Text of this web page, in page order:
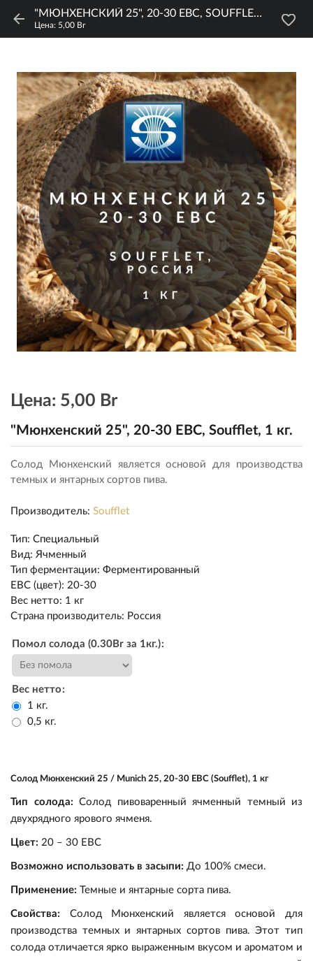
"МЮНХЕНСКИЙ 25", 20-30 EBC, SOUFFLET, 1 КГ.
Цена: 5,00 Br
Цена: 5,00 Br
"Мюнхенский 25", 20-30 EBC, Soufflet, 1 кг.
Солод Мюнхенский является основой для производства
темных и янтарных сортов пива.
Производитель: Soufflet
Тип: Специальный
Вид: Ячменный
Тип ферментации: Ферментированный
EBC (цвет): 20-30
Вес нетто: 1 кг
Страна производитель: Россия
Помол солода (0.30Br за 1кг.)
Вес нетто
1 кг.
0,5 кг.
Cолод Мюнхенский 25 / Munich 25, 20-30 EBC (Soufflet), 1 кг
Тип солода: Солод пивоваренный ячменный темный из
двухрядного ярового ячменя.
Цвет: 20 – 30 EBC
Возможно использовать в засыпи: До 100% смеси.
Применение: Темные и янтарные сорта пива.
Свойства: Солод Мюнхенский является основой для
производства темных и янтарных сортов пива. Этот тип
солода отличается ярко выраженным вкусом и ароматом и
Солод
Дрожжи
Хмель
Оборудование
Варка и брожение
Розлив и хранение
Ингредиенты
Солод
Экстракты
Оборудование
Измерение
Прочее
Кулинария
Коптильни
Квас/Лимонад
Подарочные сертификаты
Акции
Уценка